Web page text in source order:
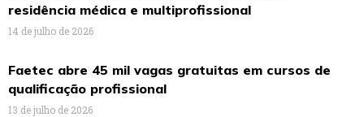
residência médica e multiprofissional
14 de julho de 2026
Faetec abre 45 mil vagas gratuitas em cursos de
qualificação profissional
13 de julho de 2026